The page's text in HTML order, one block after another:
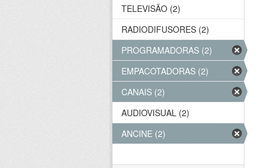
TELEVISÃO (2)
RADIODIFUSORES (2)
PROGRAMADORAS (2)
EMPACOTADORAS (2)
CANAIS (2)
AUDIOVISUAL (2)
ANCINE (2)